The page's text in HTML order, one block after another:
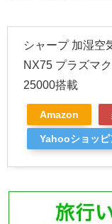
シャープ 加湿空
NX75 プラズマ
25000搭載
Amazon
Yahooショッピ